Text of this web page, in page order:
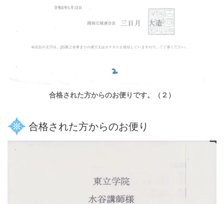
合格された方からのお便りです。（２）
合格された方からのお便り